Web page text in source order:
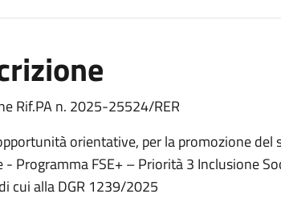
Rif.PA n. 2025-25524/RER
orientative, per la promozione
- Programma FSE+ – Priorità 3 Inclusione
cui alla DGR 1239/2025